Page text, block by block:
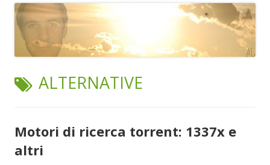
TAG:
ALTERNATIVE
Motori di ricerca torrent: 1337x e
altri